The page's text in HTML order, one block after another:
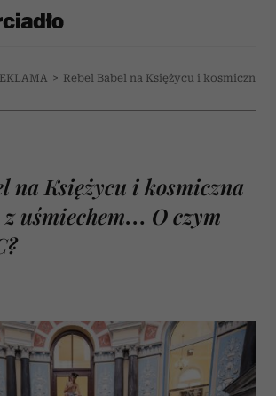
> Rebel Babel na Księżycu i kosmiczna
na Księżycu i kosmiczna
uśmiechem… O czym